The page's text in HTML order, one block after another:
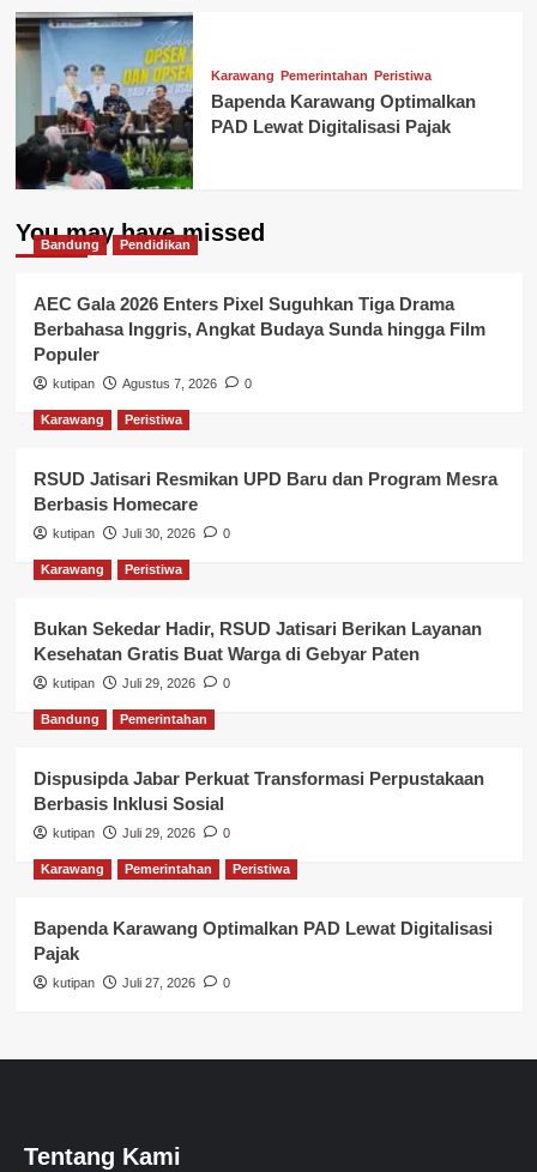
Karawang Pemerintahan Peristiwa
Bapenda Karawang Optimalkan
PAD Lewat Digitalisasi Pajak
You may have missed
Bandung Pendidikan
AEC Gala 2026 Enters Pixel Suguhkan Tiga Drama
Berbahasa Inggris, Angkat Budaya Sunda hingga Film
Populer
kutipan Agustus 7, 2026 0
Karawang Peristiwa
RSUD Jatisari Resmikan UPD Baru dan Program Mesra
Berbasis Homecare
kutipan Juli 30, 2026 0
Karawang Peristiwa
Bukan Sekedar Hadir, RSUD Jatisari Berikan Layanan
Kesehatan Gratis Buat Warga di Gebyar Paten
kutipan Juli 29, 2026 0
Bandung Pemerintahan
Dispusipda Jabar Perkuat Transformasi Perpustakaan
Berbasis Inklusi Sosial
kutipan Juli 29, 2026 0
Karawang Pemerintahan Peristiwa
Bapenda Karawang Optimalkan PAD Lewat Digitalisasi
Pajak
kutipan Juli 27, 2026 0
Tentang Kami